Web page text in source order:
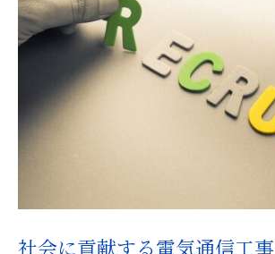
社会に貢献する電気通信工事